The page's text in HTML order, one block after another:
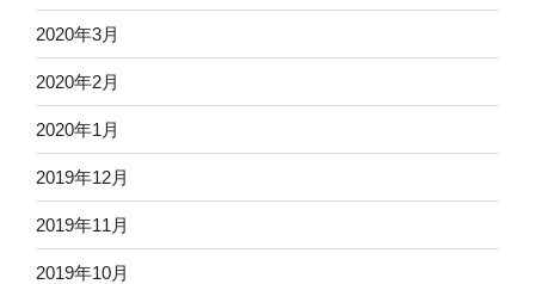
2020年3月
2020年2月
2020年1月
2019年12月
2019年11月
2019年10月